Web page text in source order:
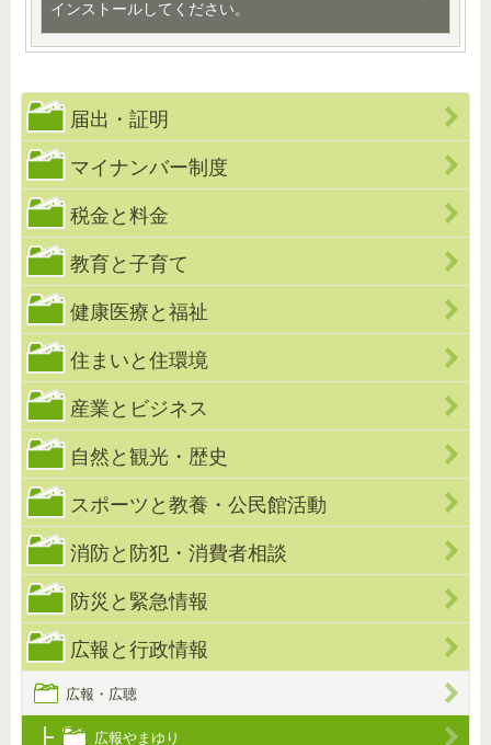
インストールしてください。
届出・証明
マイナンバー制度
税金と料金
教育と子育て
健康医療と福祉
住まいと住環境
産業とビジネス
自然と観光・歴史
スポーツと教養・公民館活動
消防と防犯・消費者相談
防災と緊急情報
広報と行政情報
広報・広聴
広報やまゆり